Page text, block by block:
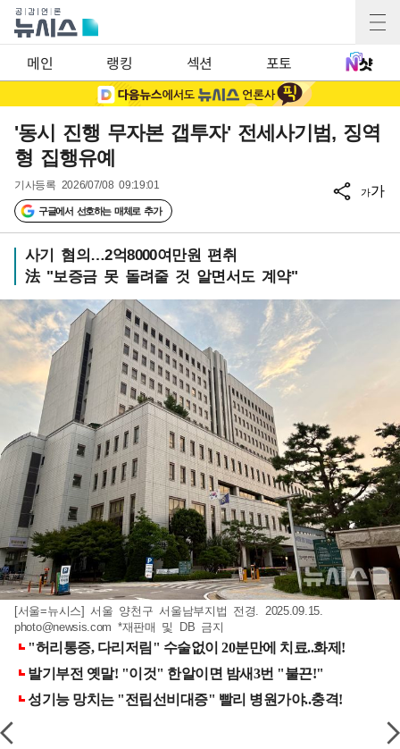
메인 랭킹 섹션 포토
'동시 진행 무자본 갭투자' 전세사기범, 징역
형 집행유예
기사등록 2026/07/08 09:19:01
구글에서 선호하는 매체로 추가
가가
사기 혐의…2억8000여만원 편취
法 "보증금 못 돌려줄 것 알면서도 계약"
[서울=뉴시스] 서울 양천구 서울남부지법 전경. 2025.09.15.
photo@newsis.com *재판매 및 DB 금지